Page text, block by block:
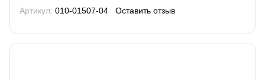
Артикул: 010-01507-04 Оставить отзыв